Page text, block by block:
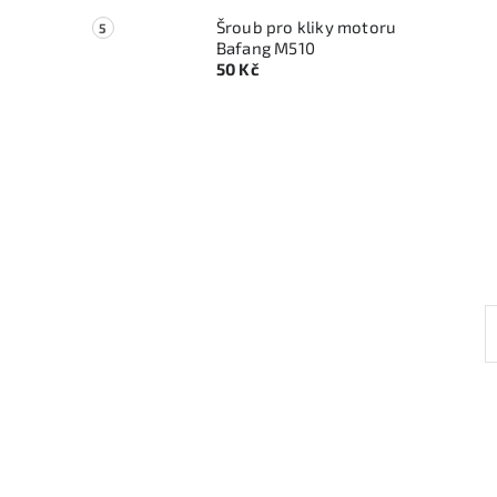
Šroub pro kliky motoru
Bafang M510
50 Kč